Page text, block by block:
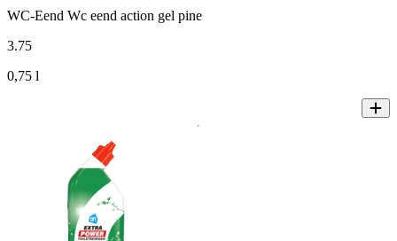
WC-Eend Wc eend action gel pine
3.75
0,75 l